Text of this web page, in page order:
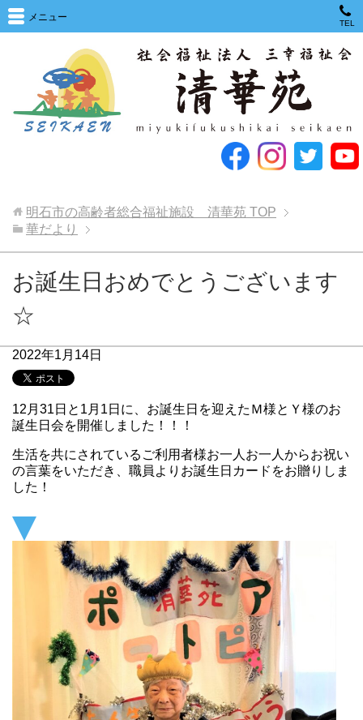
メニュー
TEL
明石市の高齢者総合福祉施設 清華苑 TOP
華だより
お誕生日おめでとうございます
☆
2022年1月14日
12月31日と1月1日に、お誕生日を迎えたＭ様とＹ様のお
誕生日会を開催しました！！！
生活を共にされているご利用者様お一人お一人からお祝い
の言葉をいただき、職員よりお誕生日カードをお贈りしま
した！